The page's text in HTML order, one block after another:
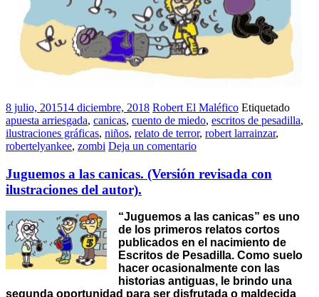
8 julio, 201514 diciembre, 2018 Robert El Maléfico Etiquetado
apuesta arriesgada, canicas, cuento de miedo, escritos de pesadilla,
ilustraciones gráficas, niños, relato de terror, robert larrainzar,
robertelyankee, zombi Deja un comentario
Juguemos a las canicas. (Versión revisada con
ilustraciones del autor).
“Juguemos a las canicas” es uno
de los primeros relatos cortos
publicados en el nacimiento de
Escritos de Pesadilla. Como suelo
hacer ocasionalmente con las
historias antiguas, le brindo una
segunda oportunidad para ser disfrutada o maldecida